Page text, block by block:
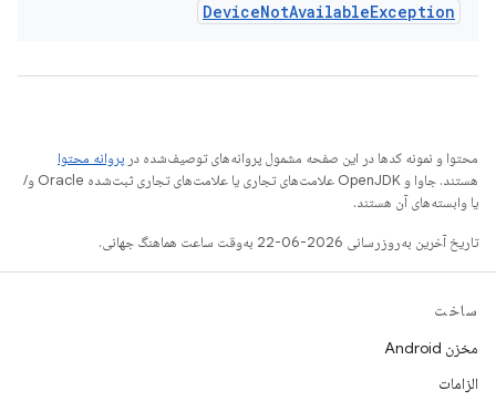
DeviceNotAvailableException
محتوا و نمونه کدها در این صفحه مشمول پروانه‌های توصیف‌شده در پروانه محتوا
هستند. جاوا و OpenJDK علامت‌های تجاری یا علامت‌های تجاری ثبت‌شده Oracle و/
یا وابسته‌های آن هستند.
تاریخ آخرین به‌روزرسانی 2026-06-22 به‌وقت ساعت هماهنگ جهانی.
ساخت
مخزن Android
الزامات